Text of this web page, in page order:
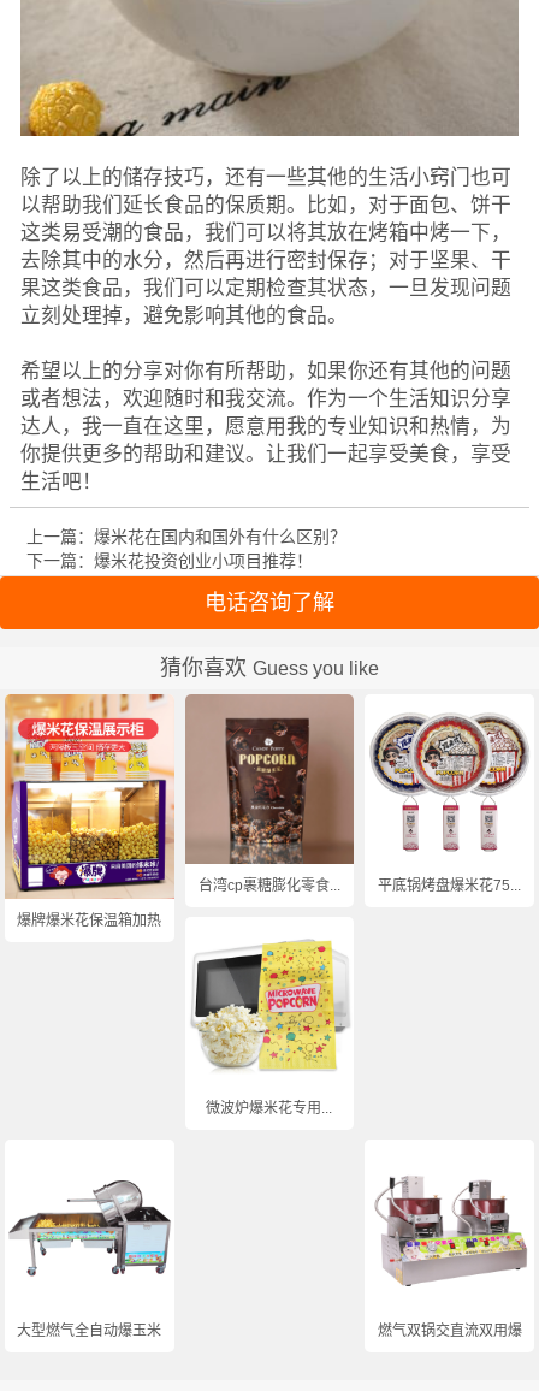
除了以上的储存技巧，还有一些其他的生活小窍门也可
以帮助我们延长食品的保质期。比如，对于面包、饼干
这类易受潮的食品，我们可以将其放在烤箱中烤一下，
去除其中的水分，然后再进行密封保存；对于坚果、干
果这类食品，我们可以定期检查其状态，一旦发现问题
立刻处理掉，避免影响其他的食品。
希望以上的分享对你有所帮助，如果你还有其他的问题
或者想法，欢迎随时和我交流。作为一个生活知识分享
达人，我一直在这里，愿意用我的专业知识和热情，为
你提供更多的帮助和建议。让我们一起享受美食，享受
生活吧！
上一篇：爆米花在国内和国外有什么区别？
下一篇：爆米花投资创业小项目推荐！
电话咨询了解
猜你喜欢 Guess you like
爆牌爆米花保温箱加热...
台湾cp裹糖膨化零食... 平底锅烤盘爆米花75...
微波炉爆米花专用...
大型燃气全自动爆玉米... 燃气双锅交直流双用爆...